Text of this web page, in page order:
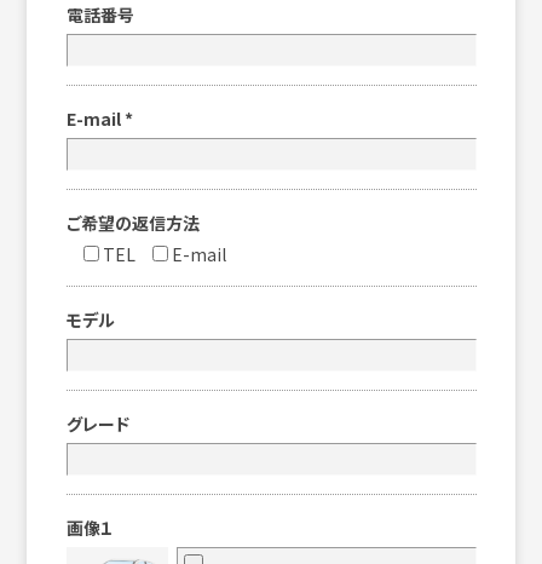
電話番号
E-mail *
ご希望の返信方法
TEL
E-mail
モデル
グレード
画像１